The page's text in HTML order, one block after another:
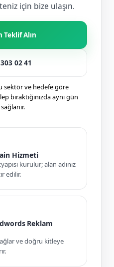
için bize ulaşın.
Teklif Alın
02 41
sektör ve hedefe göre
bıraktığınızda aynı gün
Hizmeti
kurulur; alan adınız
edilir.
Reklam
ve doğru kitleye